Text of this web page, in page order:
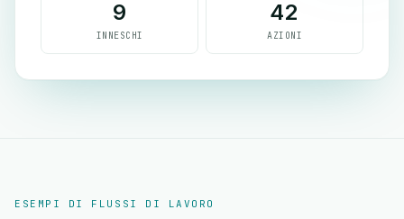
9
INNESCHI
42
AZIONI
ESEMPI DI FLUSSI DI LAVORO